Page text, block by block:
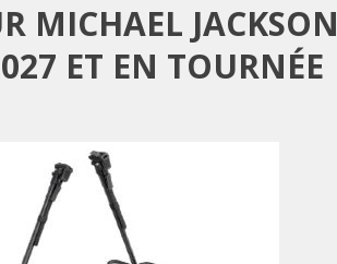
MICHAEL JACKSON
ET EN TOURNÉE